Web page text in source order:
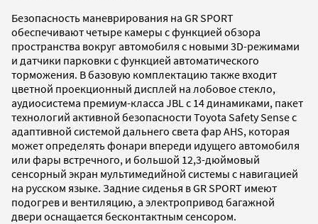
Безопасность маневрирования на GR SPORT
обеспечивают четыре камеры c функцией обзора
пространства вокруг автомобиля с новыми 3D-режимами
и датчики парковки с функцией автоматического
торможения. В базовую комплектацию также входит
цветной проекционный дисплей на лобовое стекло,
аудиосистема премиум-класса JBL с 14 динамиками, пакет
технологий активной безопасности Toyota Safety Sense с
адаптивной системой дальнего света фар AHS, которая
может определять фонари впереди идущего автомобиля
или фары встречного, и большой 12,3-дюймовый
сенсорный экран мультимедийной системы с навигацией
на русском языке. Задние сиденья в GR SPORT имеют
подогрев и вентиляцию, а электропривод багажной
двери оснащается бесконтактным сенсором.